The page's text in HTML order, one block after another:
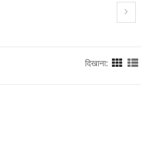
दिखाना: